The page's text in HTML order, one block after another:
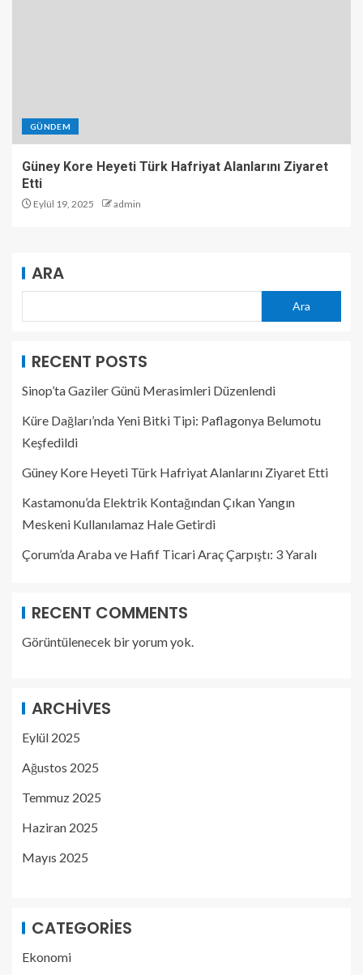
GÜNDEM
Güney Kore Heyeti Türk Hafriyat Alanlarını Ziyaret
Etti
Eylül 19, 2025 admin
ARA
Ara
RECENT POSTS
Sinop’ta Gaziler Günü Merasimleri Düzenlendi
Küre Dağları’nda Yeni Bitki Tipi: Paflagonya Belumotu
Keşfedildi
Güney Kore Heyeti Türk Hafriyat Alanlarını Ziyaret Etti
Kastamonu’da Elektrik Kontağından Çıkan Yangın
Meskeni Kullanılamaz Hale Getirdi
Çorum’da Araba ve Hafif Ticari Araç Çarpıştı: 3 Yaralı
RECENT COMMENTS
Görüntülenecek bir yorum yok.
ARCHIVES
Eylül 2025
Ağustos 2025
Temmuz 2025
Haziran 2025
Mayıs 2025
CATEGORIES
Ekonomi